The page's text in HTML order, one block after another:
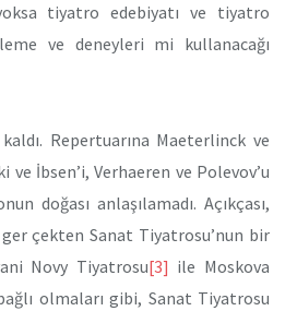
tiyatro edebiyatı ve tiyatro
ve deneyleri mi kullanacağı
Repertuarına Maeterlinck ve
ve İbsen’i, Verhaeren ve Polevov’u
doğası anlaşılamadı. Açıkçası,
çekten Sanat Tiyatrosu’nun bir
Novy Tiyat­rosu[3] ile Moskova
olmaları gibi, Sanat Tiyatrosu